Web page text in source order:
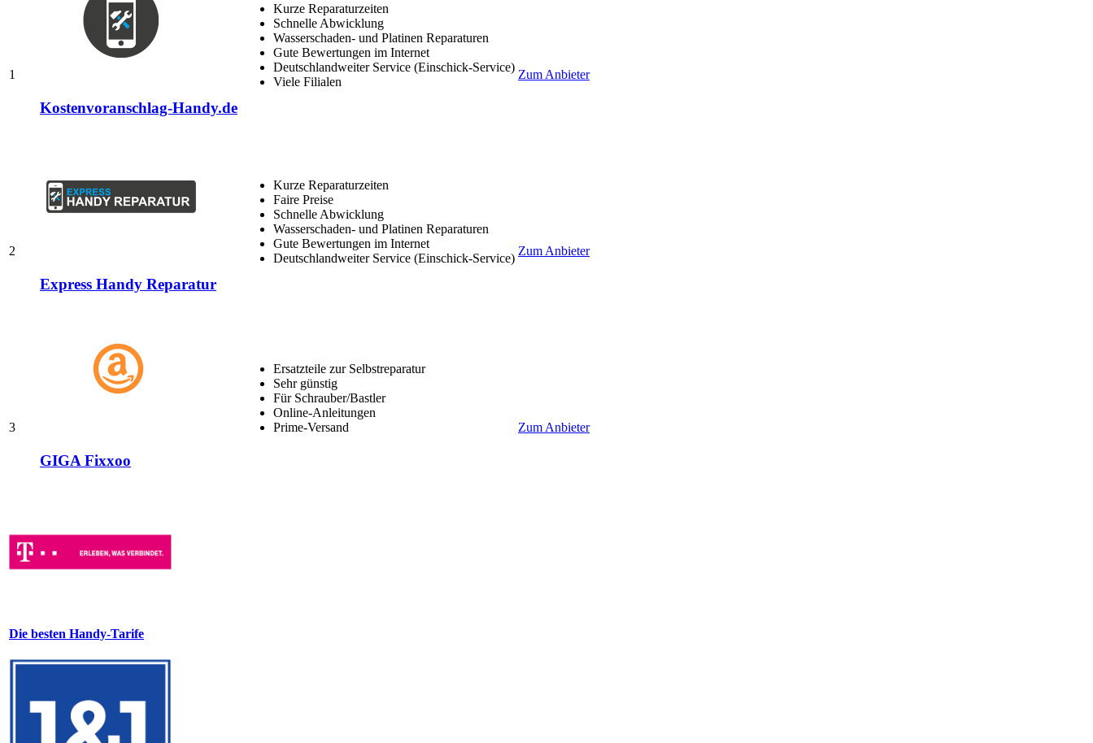
1
Kostenvoranschlag-Handy.de
Kurze Reparaturzeiten
Schnelle Abwicklung
Wasserschaden- und Platinen Reparaturen
Gute Bewertungen im Internet
Deutschlandweiter Service (Einschick-Service)
Viele Filialen
Zum Anbieter
2
Express Handy Reparatur
Kurze Reparaturzeiten
Faire Preise
Schnelle Abwicklung
Wasserschaden- und Platinen Reparaturen
Gute Bewertungen im Internet
Deutschlandweiter Service (Einschick-Service)
Zum Anbieter
3
GIGA Fixxoo
Ersatzteile zur Selbstreparatur
Sehr günstig
Für Schrauber/Bastler
Online-Anleitungen
Prime-Versand
Zum Anbieter
Die besten Handy-Tarife